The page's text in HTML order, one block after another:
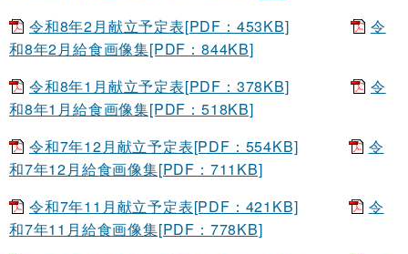
令和8年2月献立予定表[PDF：453KB]
令
和8年2月給食画像集[PDF：844KB]
令和8年1月献立予定表[PDF：378KB]
令
和8年1月給食画像集[PDF：518KB]
令和7年12月献立予定表[PDF：554KB]
令
和7年12月給食画像集[PDF：711KB]
令和7年11月献立予定表[PDF：421KB]
令
和7年11月給食画像集[PDF：778KB]